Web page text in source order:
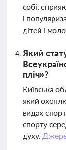
собі,
і
дітей і
Який
пліч»?
Київська
який
видах
спорту
духу.